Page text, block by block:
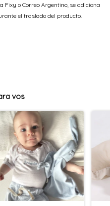
o Correo Argentino, se adiciona
el traslado del producto.
vos